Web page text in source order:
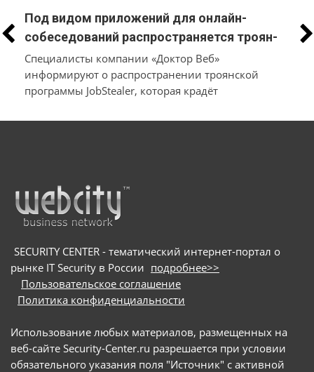
Под видом приложений для онлайн-
собеседований распространяется троян-
стилер, который вместо трудоустройства
похищает у пользователей macOS и
Windows их данные и денежные средства
Специалисты компании «Доктор Веб»
информируют о распространении троянской
программы JobStealer, которая крадёт
и Windows. Основной целью вредоносного ПО
онлайн-собеседованиями: они направляют
потенциальных жертв на вредоносные сайты и
под видом приложения для видеоконференций
SECURITY CENTER - тематический интернет-портал о
рынке IT Security в России подробнее>>
Пользовательское соглашение
Политика конфиденциальности
Использование любых материалов, размещенных на
веб-сайте Security-Center.ru разрешается при условии
обязательного указания поля "Источник" с активной